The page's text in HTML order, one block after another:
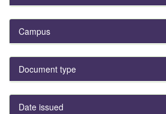
Campus
Document type
Date issued